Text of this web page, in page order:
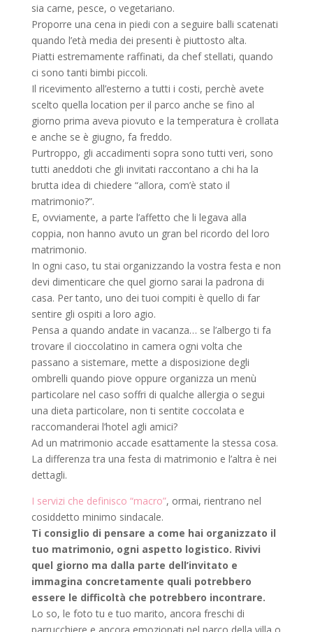
sia carne, pesce, o vegetariano.
Proporre una cena in piedi con a seguire balli scatenati
quando l’età media dei presenti è piuttosto alta.
Piatti estremamente raffinati, da chef stellati, quando
ci sono tanti bimbi piccoli.
Il ricevimento all’esterno a tutti i costi, perchè avete
scelto quella location per il parco anche se fino al
giorno prima aveva piovuto e la temperatura è crollata
e anche se è giugno, fa freddo.
Purtroppo, gli accadimenti sopra sono tutti veri, sono
tutti aneddoti che gli invitati raccontano a chi ha la
brutta idea di chiedere “allora, com’è stato il
matrimonio?”.
E, ovviamente, a parte l’affetto che li legava alla
coppia, non hanno avuto un gran bel ricordo del loro
matrimonio.
In ogni caso, tu stai organizzando la vostra festa e non
devi dimenticare che quel giorno sarai la padrona di
casa. Per tanto, uno dei tuoi compiti è quello di far
sentire gli ospiti a loro agio.
Pensa a quando andate in vacanza… se l’albergo ti fa
trovare il cioccolatino in camera ogni volta che
passano a sistemare, mette a disposizione degli
ombrelli quando piove oppure organizza un menù
particolare nel caso soffri di qualche allergia o segui
una dieta particolare, non ti sentite coccolata e
raccomanderai l’hotel agli amici?
Ad un matrimonio accade esattamente la stessa cosa.
La differenza tra una festa di matrimonio e l’altra è nei
dettagli.
I servizi che definisco “macro”, ormai, rientrano nel
cosiddetto minimo sindacale.
Ti consiglio di pensare a come hai organizzato il
tuo matrimonio, ogni aspetto logistico. Rivivi
quel giorno ma dalla parte dell’invitato e
immagina concretamente quali potrebbero
essere le difficoltà che potrebbero incontrare.
Lo so, le foto tu e tuo marito, ancora freschi di
parrucchiere e ancora emozionati nel parco della villa o